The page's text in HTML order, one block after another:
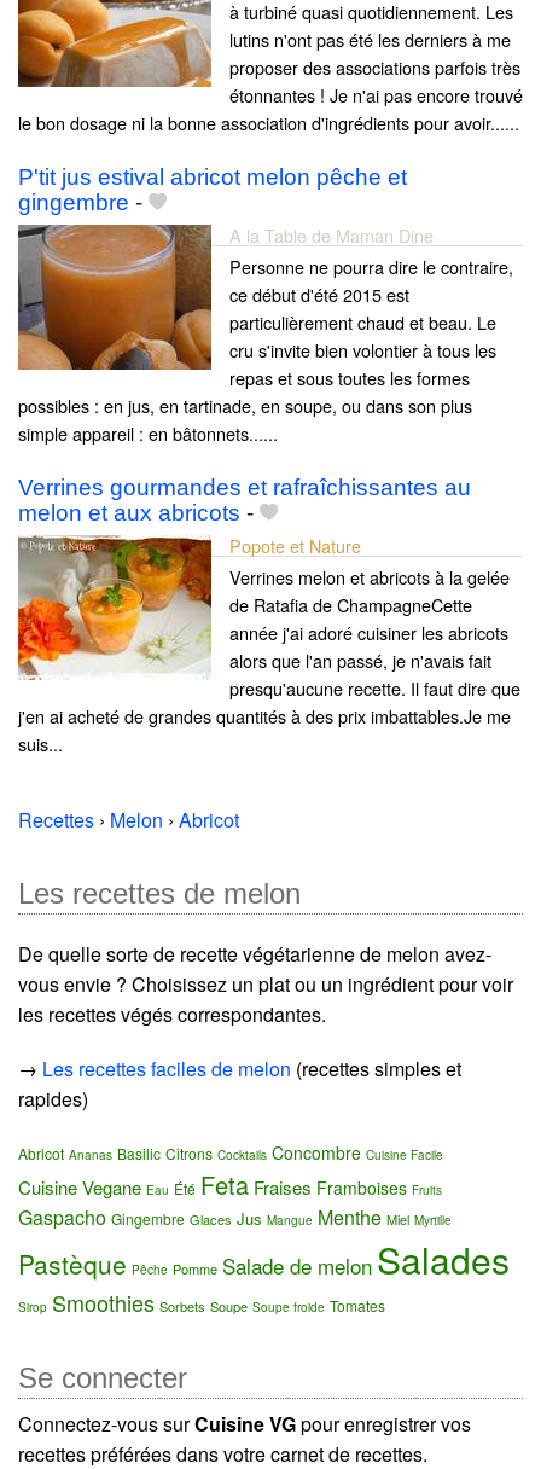
à turbiné quasi quotidiennement. Les
lutins n'ont pas été les derniers à me
proposer des associations parfois très
étonnantes ! Je n'ai pas encore trouvé
le bon dosage ni la bonne association d'ingrédients pour avoir......
P'tit jus estival abricot melon pêche et
gingembre -
A la Table de Maman Dine
Personne ne pourra dire le contraire,
ce début d'été 2015 est
particulièrement chaud et beau. Le
cru s'invite bien volontier à tous les
repas et sous toutes les formes
possibles : en jus, en tartinade, en soupe, ou dans son plus
simple appareil : en bâtonnets......
Verrines gourmandes et rafraîchissantes au
melon et aux abricots -
Popote et Nature
Verrines melon et abricots à la gelée
de Ratafia de ChampagneCette
année j'ai adoré cuisiner les abricots
alors que l'an passé, je n'avais fait
presqu'aucune recette. Il faut dire que
j'en ai acheté de grandes quantités à des prix imbattables.Je me
suis...
Recettes › Melon › Abricot
Les recettes de melon
De quelle sorte de recette végétarienne de melon avez-
vous envie ? Choisissez un plat ou un ingrédient pour voir
les recettes végés correspondantes.
→ Les recettes faciles de melon (recettes simples et
rapides)
Abricot Ananas Basilic Citrons Cocktails Concombre Cuisine Facile
Cuisine Vegane Eau Été Feta Fraises Framboises Fruits
Gaspacho Gingembre Glaces Jus Mangue Menthe Miel Myrtille
Pastèque Pêche Pomme Salade de melon Salades
Sirop Smoothies Sorbets Soupe Soupe froide Tomates
Se connecter
Connectez-vous surCuisine VGpour enregistrer vos
recettes préférées dans votre carnet de recettes.